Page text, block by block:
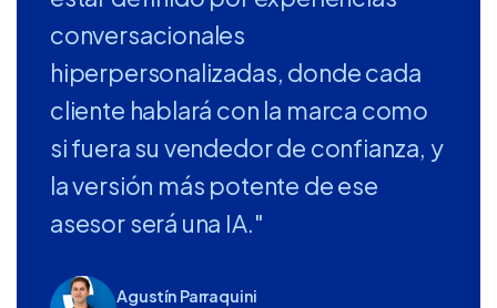
conversacionales
hiperpersonalizadas, donde cada
cliente hablará con la marca como
si fuera su vendedor de confianza, y
la versión más potente de ese
asesor será una IA."
Agustín Parraquini